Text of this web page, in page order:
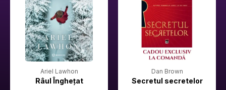
Ariel Lawhon
Râul Înghețat
Dan Brown
Secretul secretelor